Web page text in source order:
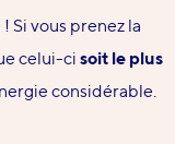
Si vous prenez la
celui-ci soit le plus
considérable.